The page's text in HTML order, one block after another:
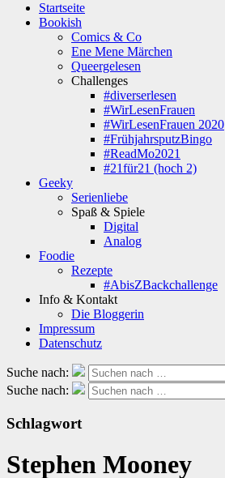
Startseite
Bookish
Comics & Co
Ene Mene Märchen
Queergelesen
Challenges
#diverserlesen
#WirLesenFrauen
#WirLesenFrauen 2020
#FrühjahrsputzBingo
#ReadMo2021
#21für21 (hoch 2)
Geeky
Serienliebe
Spaß & Spiele
Digital
Analog
Foodie
Rezepte
#AbisZBackchallenge
Info & Kontakt
Die Bloggerin
Impressum
Datenschutz
Suche nach:
Suche nach:
Schlagwort
Stephen Mooney